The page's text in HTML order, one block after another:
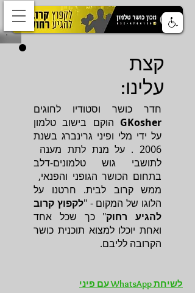
קצת
עלינו:
חדר כושר וסטודיו לחוגים
GKosher הוקם בישוב טלמון
על ידי מלי ופיני גרינברג בשנת
2006 . על מנת לתת מענה
לתושבי גוש טלמונים-דלב
בתחום הכושר הגופני והפנאי,
ממש קרוב לבית. חרטנו על
הלוגו של המקום - "לקפוץ קרוב
להגיע רחוק" כך שכל אחד
ואחת יוכלו למצוא תוכנית כושר
הקרובה לליבם.
לשיחת WhatsApp עם פיני